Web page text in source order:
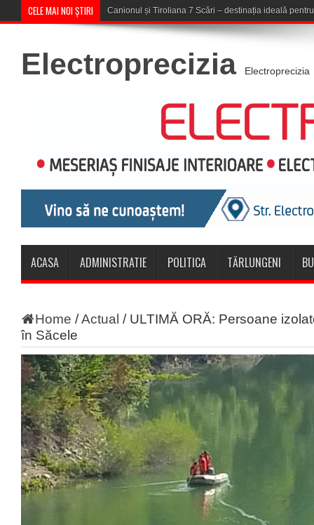
CELE MAI NOI ȘTIRI Concert în aer liber la Komeea C
Electroprecizia Electroprecizia
ACASA ADMINISTRATIE POLITICA TĂRLUNGENI
Home /Actual / ULTIMĂ ORĂ: Persoane
în Săcele